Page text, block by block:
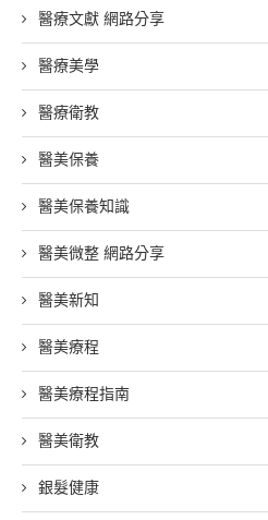
醫療文獻 網路分享
醫療美學
醫療衛教
醫美保養
醫美保養知識
醫美微整 網路分享
醫美新知
醫美療程
醫美療程指南
醫美衛教
銀髮健康